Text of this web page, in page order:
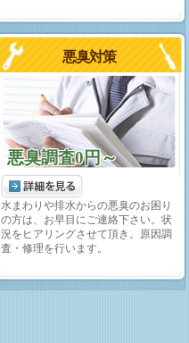
悪臭対策
悪臭調査0円～
水まわりや排水からの悪臭のお困り
の方は、お早目にご連絡下さい。状
況をヒアリングさせて頂き。原因調
査・修理を行います。